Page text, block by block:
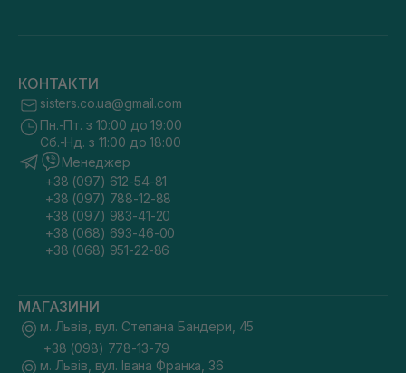
КОНТАКТИ
sisters.co.ua@gmail.com
Пн.-Пт. з 10:00 до 19:00
Сб.-Нд. з 11:00 до 18:00
Менеджер
+38 (097) 612-54-81
+38 (097) 788-12-88
+38 (097) 983-41-20
+38 (068) 693-46-00
+38 (068) 951-22-86
МАГАЗИНИ
м. Львів, вул. Степана Бандери, 45
+38 (098) 778-13-79
м. Львів, вул. Івана Франка, 36